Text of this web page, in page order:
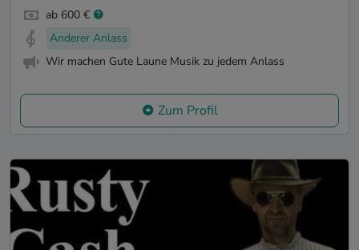
ab 600 €
Anderer Anlass
Wir machen Gute Laune Musik zu jedem Anlass
Zum Profil